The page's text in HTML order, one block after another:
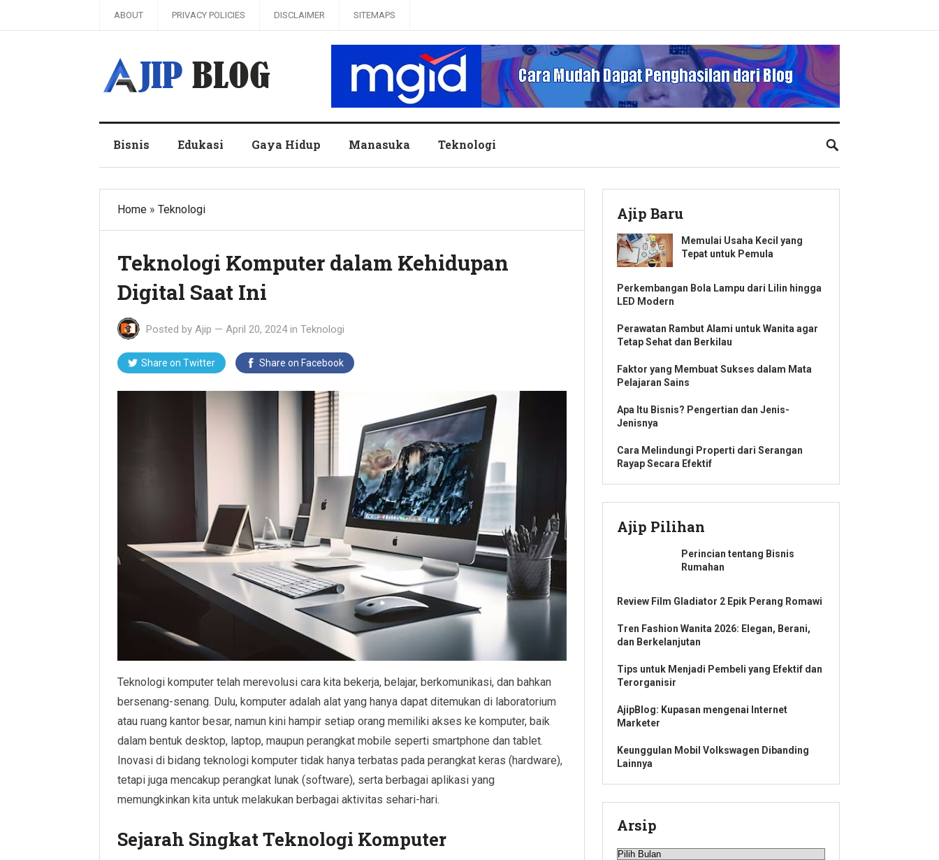
ABOUT PRIVACY POLICIES DISCLAIMER SITEMAPS
Bisnis Edukasi Gaya Hidup Manasuka Teknologi
Home » Teknologi
Teknologi Komputer dalam Kehidupan
Digital Saat Ini
Posted by Ajip — April 20, 2024 in Teknologi
Share on Twitter Share on Facebook
Teknologi komputer telah merevolusi cara kita bekerja, belajar, berkomunikasi, dan bahkan
bersenang-senang. Dulu, komputer adalah alat yang hanya dapat ditemukan di laboratorium
atau ruang kantor besar, namun kini hampir setiap orang memiliki akses ke komputer, baik
dalam bentuk desktop, laptop, maupun perangkat mobile seperti smartphone dan tablet.
Inovasi di bidang teknologi komputer tidak hanya terbatas pada perangkat keras (hardware),
tetapi juga mencakup perangkat lunak (software), serta berbagai aplikasi yang
memungkinkan kita untuk melakukan berbagai aktivitas sehari-hari.
Sejarah Singkat Teknologi Komputer
Ajip Baru
Memulai Usaha Kecil yang
Tepat untuk Pemula
Perkembangan Bola Lampu dari Lilin hingga
LED Modern
Perawatan Rambut Alami untuk Wanita agar
Tetap Sehat dan Berkilau
Faktor yang Membuat Sukses dalam Mata
Pelajaran Sains
Apa Itu Bisnis? Pengertian dan Jenis-
Jenisnya
Cara Melindungi Properti dari Serangan
Rayap Secara Efektif
Ajip Pilihan
Perincian tentang Bisnis
Rumahan
Review Film Gladiator 2 Epik Perang Romawi
Tren Fashion Wanita 2026: Elegan, Berani,
dan Berkelanjutan
Tips untuk Menjadi Pembeli yang Efektif dan
Terorganisir
AjipBlog: Kupasan mengenai Internet
Marketer
Keunggulan Mobil Volkswagen Dibanding
Lainnya
Arsip
Arsip